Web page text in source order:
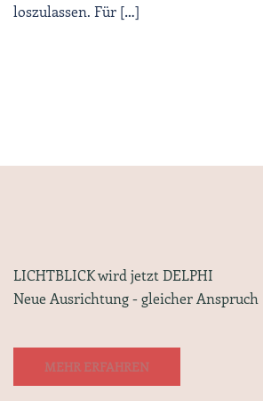
loszulassen. Für […]
LICHTBLICK wird jetzt DELPHI
Neue Ausrichtung - gleicher Anspruch
MEHR ERFAHREN